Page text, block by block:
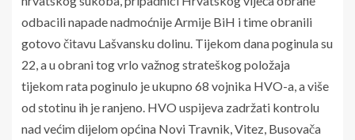
odbacili napade nadmoćnije Armije BiH i time obranili
gotovo čitavu Lašvansku dolinu. Tijekom dana poginula su
22, a u obrani tog vrlo važnog strateškog položaja
tijekom rata poginulo je ukupno 68 vojnika HVO-a, a više
od stotinu ih je ranjeno. HVO uspijeva zadržati kontrolu
nad većim dijelom općina Novi Travnik, Vitez, Busovača